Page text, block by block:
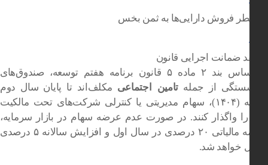
فروش دارایی‌ها به ثمن بخس
ضمانت اجرایی قانون
بر اساس بند ۲ ماده ۵ قانون برنامه هفتم توسعه، صندوق‌های
از جملهتامین اجتماعیمکلف‌اند تا پایان سال دوم
برنامه (۱۴۰۴)، سهام مدیریتی یا کنترلی شرکت‌های تحت مالکیت
واگذار کنند. در صورت عدم عرضه سهام در بازار سرمایه،
جریمه مالیاتی ۲۰ درصدی در سال اول و افزایش سالانه ۵ درصدی
خواهد شد.